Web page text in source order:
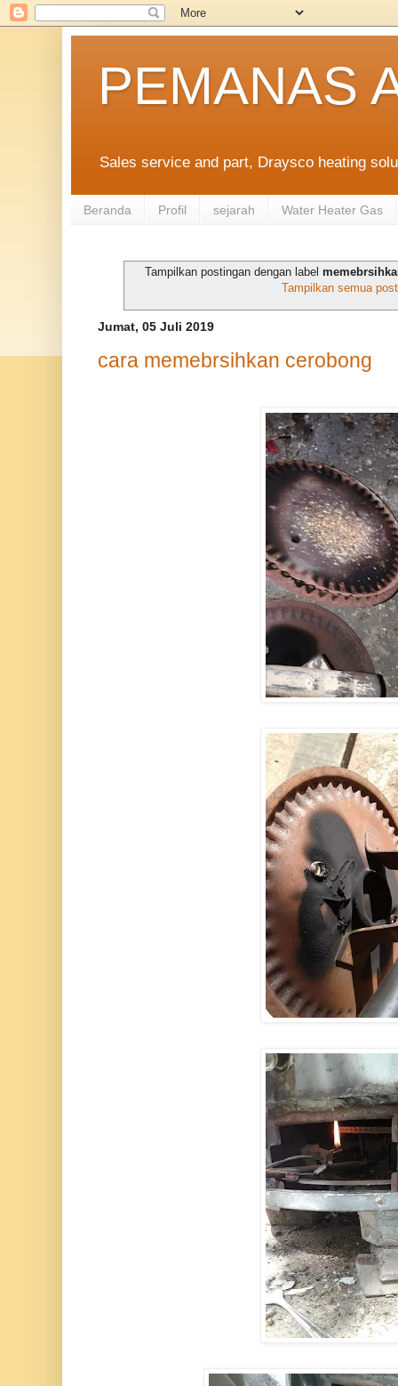
PEMANAS
Sales service and part, Draysco heating
Beranda Profil sejarah Water Heater Gas
Tampilkan postingan dengan label
Tampilkan semua
Jumat, 05 Juli 2019
cara memebrsihkan cerobong